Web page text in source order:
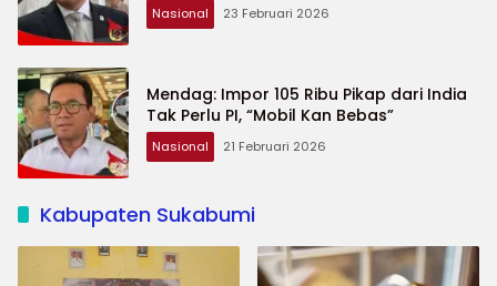
Nasional 23 Februari 2026
Mendag: Impor 105 Ribu Pikap dari India
Tak Perlu PI, “Mobil Kan Bebas”
Nasional 21 Februari 2026
Kabupaten Sukabumi